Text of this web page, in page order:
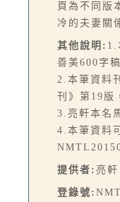
頁為不同版
冷的夫妻關
其他說明: 1.
善美600字稿
2.本筆資料
刊》第19版
3.亮軒本名
4.本筆資料
提供者: 亮軒
登錄號: